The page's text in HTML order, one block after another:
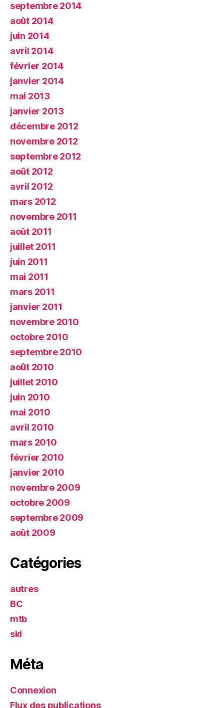
septembre 2014
août 2014
juin 2014
avril 2014
février 2014
janvier 2014
mai 2013
janvier 2013
décembre 2012
novembre 2012
septembre 2012
août 2012
avril 2012
mars 2012
novembre 2011
août 2011
juillet 2011
juin 2011
mai 2011
mars 2011
janvier 2011
novembre 2010
octobre 2010
septembre 2010
août 2010
juillet 2010
juin 2010
mai 2010
avril 2010
mars 2010
février 2010
janvier 2010
novembre 2009
octobre 2009
septembre 2009
août 2009
Catégories
autres
BC
mtb
ski
Méta
Connexion
Flux des publications